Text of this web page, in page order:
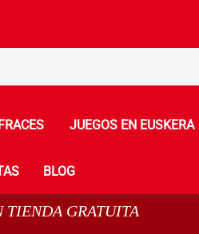
JUEGOS EN EUSKERA
BLOG
TIENDA GRATUITA